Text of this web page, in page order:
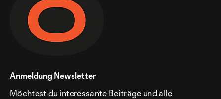
Anmeldung Newsletter
Möchtest du interessante Beiträge und alle